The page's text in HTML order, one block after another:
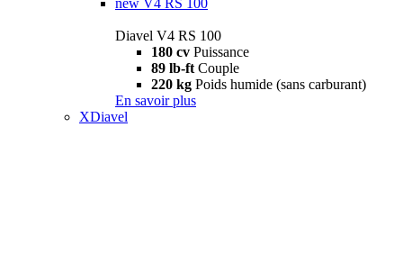
new V4 RS 100
Diavel V4 RS 100
180 cv Puissance
89 lb-ft Couple
220 kg Poids humide (sans carburant)
En savoir plus
XDiavel